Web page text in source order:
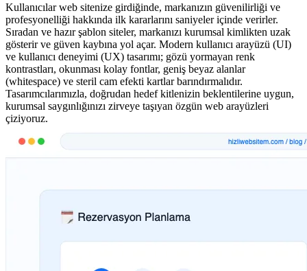
Kullanıcılar web sitenize girdiğinde, markanızın güvenilirliği ve
profesyonelliği hakkında ilk kararlarını saniyeler içinde verirler.
Sıradan ve hazır şablon siteler, markanızı kurumsal kimlikten uzak
gösterir ve güven kaybına yol açar. Modern kullanıcı arayüzü (UI)
ve kullanıcı deneyimi (UX) tasarımı; gözü yormayan renk
kontrastları, okunması kolay fontlar, geniş beyaz alanlar
(whitespace) ve steril cam efekti kartlar barındırmalıdır.
Tasarımcılarımızla, doğrudan hedef kitlenizin beklentilerine uygun,
kurumsal saygınlığınızı zirveye taşıyan özgün web arayüzleri
çiziyoruz.